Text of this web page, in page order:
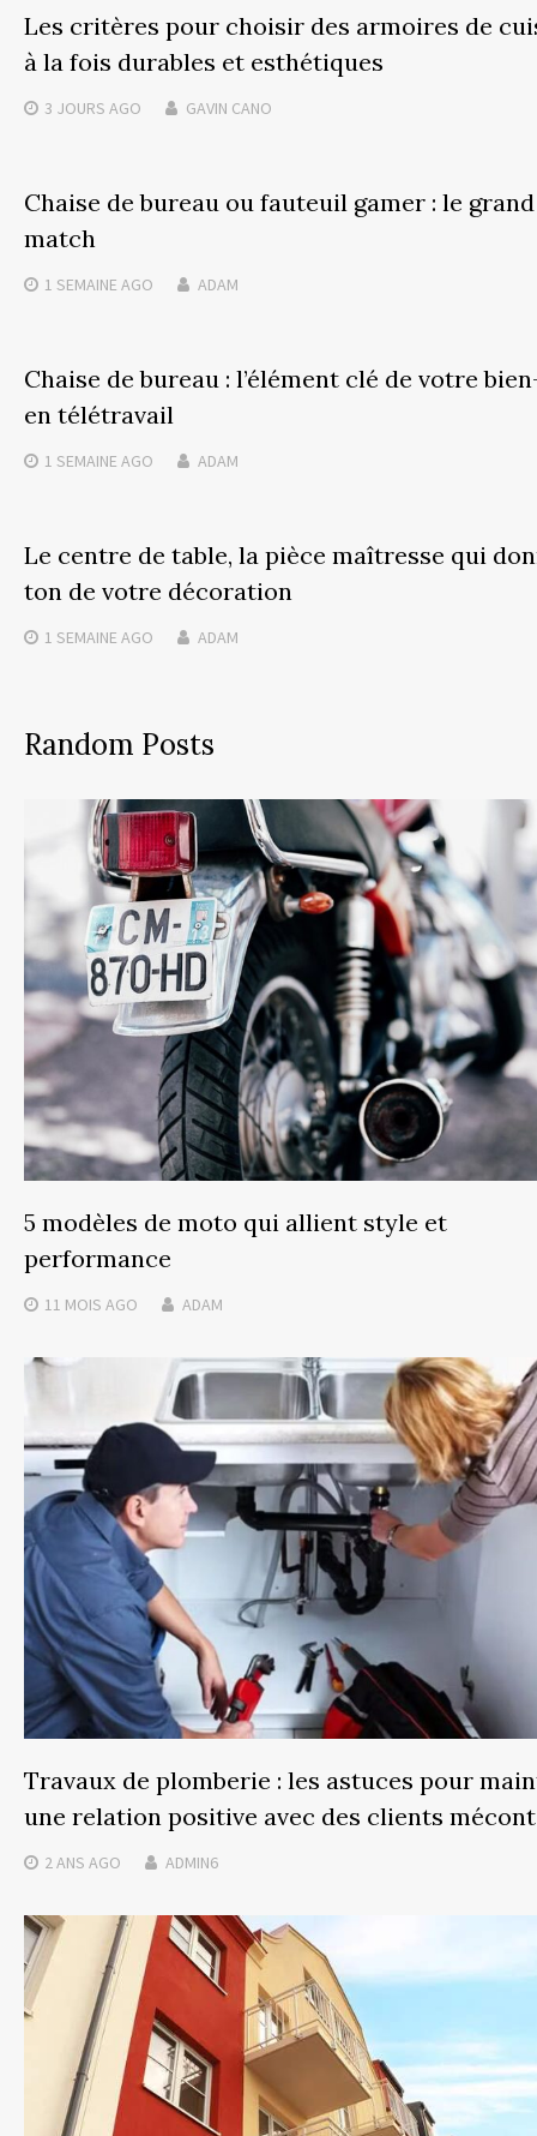
Les critères pour choisir des armoires de
à la fois durables et esthétiques
3 JOURS AGO GAVIN CANO
Chaise de bureau ou fauteuil gamer : le grand
match
1 SEMAINE AGO ADAM
Chaise de bureau : l’élément clé de votre
en télétravail
1 SEMAINE AGO ADAM
Le centre de table, la pièce maîtresse qui
ton de votre décoration
1 SEMAINE AGO ADAM
Random Posts
5 modèles de moto qui allient style et
performance
11 MOIS AGO ADAM
Travaux de plomberie : les astuces pour
une relation positive avec des clients
2 ANS AGO ADMIN6